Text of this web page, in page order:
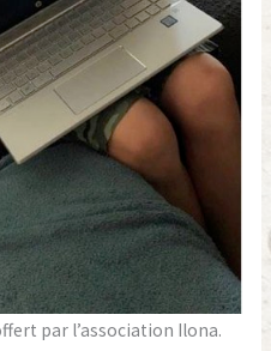
par l’association Ilona.